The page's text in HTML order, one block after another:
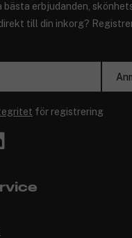
bästa erbjudanden,
till din inkorg?
för registrering